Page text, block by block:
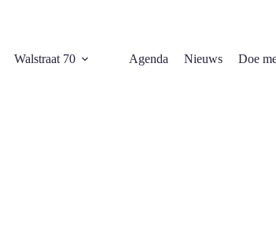
Walstraat 70 Agenda Nieuws Doe